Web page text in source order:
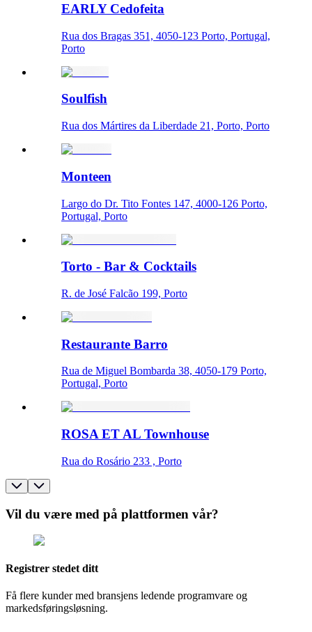
EARLY Cedofeita
Rua dos Bragas 351, 4050-123 Porto, Portugal,
Porto
Soulfish
Rua dos Mártires da Liberdade 21, Porto, Porto
Monteen
Largo do Dr. Tito Fontes 147, 4000-126 Porto,
Portugal, Porto
Torto - Bar & Cocktails
R. de José Falcão 199, Porto
Restaurante Barro
Rua de Miguel Bombarda 38, 4050-179 Porto,
Portugal, Porto
ROSA ET AL Townhouse
Rua do Rosário 233 , Porto
Vil du være med på plattformen vår?
Registrer stedet ditt
Få flere kunder med bransjens ledende programvare og
markedsføringsløsning.